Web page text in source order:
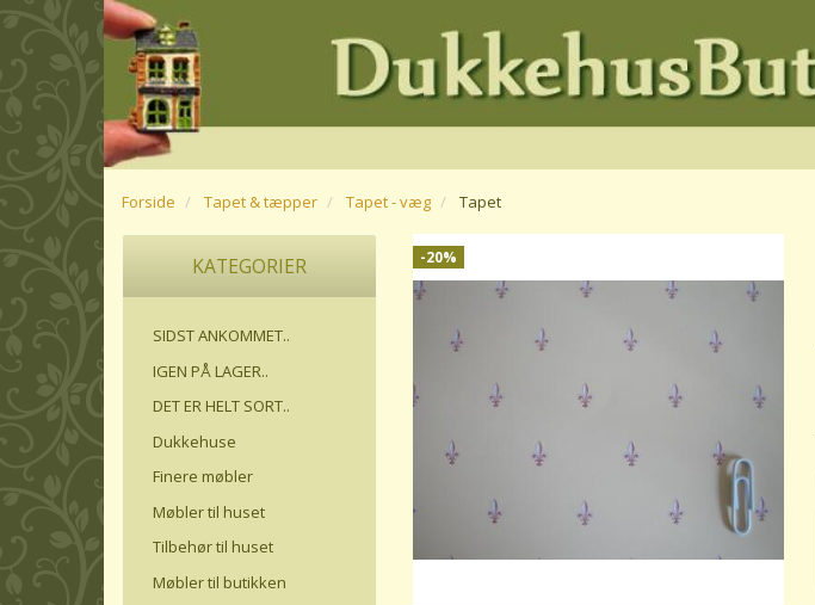
Forside Tapet & tæpper Tapet - væg Tapet
KATEGORIER
SIDST ANKOMMET..
IGEN PÅ LAGER..
DET ER HELT SORT..
Dukkehuse
Finere møbler
Møbler til huset
Tilbehør til huset
Møbler til butikken
-20%